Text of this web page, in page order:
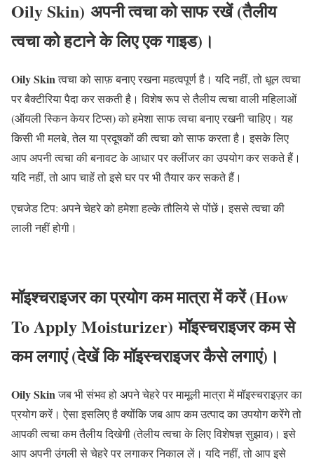
Oily Skin) अपनी त्वचा को साफ रखें (तैलीय
त्वचा को हटाने के लिए एक गाइड)।
Oily Skinत्वचा को साफ़ बनाए रखना महत्वपूर्ण है। यदि नहीं, तो धूल त्वचा
पर बैक्टीरिया पैदा कर सकती है। विशेष रूप से तैलीय त्वचा वाली महिलाओं
(ऑयली स्किन केयर टिप्स) को हमेशा साफ त्वचा बनाए रखनी चाहिए। यह
किसी भी मलबे, तेल या प्रदूषकों की त्वचा को साफ करता है। इसके लिए
आप अपनी त्वचा की बनावट के आधार पर क्लींजर का उपयोग कर सकते हैं।
यदि नहीं, तो आप चाहें तो इसे घर पर भी तैयार कर सकते हैं।
एचजेड टिप: अपने चेहरे को हमेशा हल्के तौलिये से पोंछें। इससे त्वचा की
लाली नहीं होगी।
मॉइश्चराइजर का प्रयोग कम मात्रा में करें (How
To Apply Moisturizer) मॉइस्चराइजर कम से
कम लगाएं (देखें कि मॉइस्चराइजर कैसे लगाएं)।
Oily Skinजब भी संभव हो अपने चेहरे पर मामूली मात्रा में मॉइस्चराइज़र का
प्रयोग करें। ऐसा इसलिए है क्योंकि जब आप कम उत्पाद का उपयोग करेंगे तो
आपकी त्वचा कम तैलीय दिखेगी (तेलीय त्वचा के लिए विशेषज्ञ सुझाव)। इसे
आप अपनी उंगली से चेहरे पर लगाकर निकाल लें। यदि नहीं, तो आप इसे